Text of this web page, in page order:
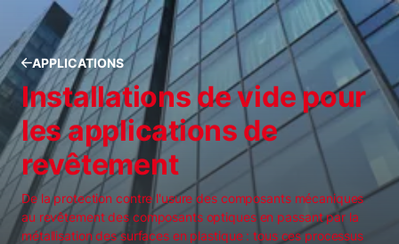
APPLICATIONS
Installations de vide pour
les applications de
revêtement
De la protection contre l'usure des composants mécaniques
au revêtement des composants optiques en passant par la
métallisation des surfaces en plastique : tous ces processus